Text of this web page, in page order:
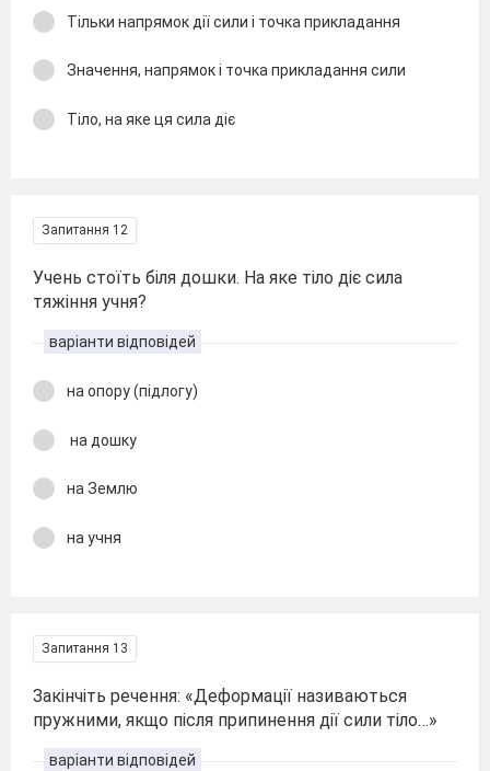
Тільки напрямок дії сили і точка прикладання
Значення, напрямок і точка прикладання сили
Тіло, на яке ця сила діє
Запитання 12
Учень стоїть біля дошки. На яке тіло діє сила
тяжіння учня?
варіанти відповідей
на опору (підлогу)
на дошку
на Землю
на учня
Запитання 13
Закінчіть речення: «Деформації називаються
пружними, якщо після припинення дії сили тіло…»
варіанти відповідей